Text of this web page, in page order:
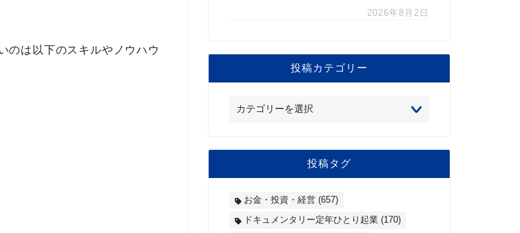
のは以下のスキルやノウハウ
2026年8月2日
投稿カテゴリー
投稿タグ
お金・投資・経営(657)
ドキュメンタリー定年ひとり起業(170)